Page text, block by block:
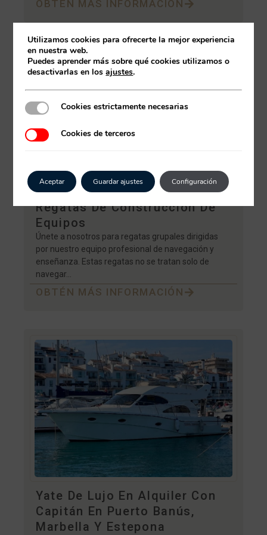
OBTÉN MÁS INFORMACIÓN
Regatas De Construcción De
Equipos
Únete a nosotros para regatas grupales dirigidas
por nuestro equipo profesional de navegación y
enseñanza. Estas regatas no se tratan solo de
navegar...
OBTÉN MÁS INFORMACIÓN
Yate De Lujo En Alquiler Con
Capitán En Puerto Banús,
Marbella Y Estepona
Utilizamos cookies para ofrecerte la mejor experiencia
en nuestra web.
Puedes aprender más sobre qué cookies utilizamos o
desactivarlas en losajustes.
Cookies estrictamente necesarias
Cookies estrictamente necesarias
Cookies de terceros
Cookies de terceros
Aceptar Guardar ajustes Configuración